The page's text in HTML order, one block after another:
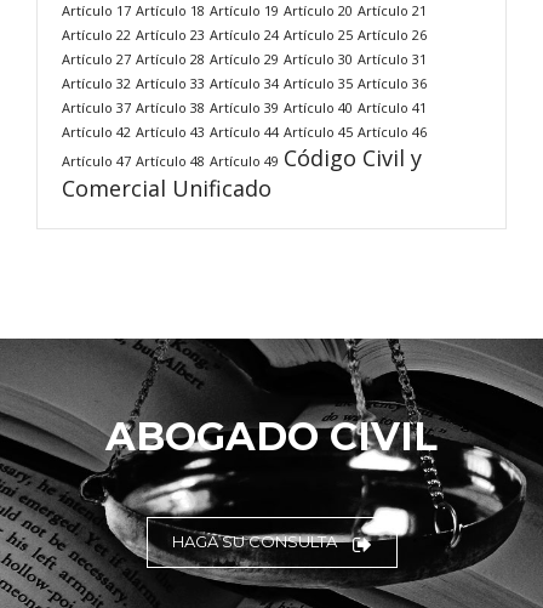
Artículo 17 Artículo 18 Artículo 19 Artículo 20 Artículo 21
Artículo 22 Artículo 23 Artículo 24 Artículo 25 Artículo 26
Artículo 27 Artículo 28 Artículo 29 Artículo 30 Artículo 31
Artículo 32 Artículo 33 Artículo 34 Artículo 35 Artículo 36
Artículo 37 Artículo 38 Artículo 39 Artículo 40 Artículo 41
Artículo 42 Artículo 43 Artículo 44 Artículo 45 Artículo 46
Artículo 47 Artículo 48 Artículo 49 Código Civil y
Comercial Unificado
ABOGADO CIVIL
HAGA SU CONSULTA